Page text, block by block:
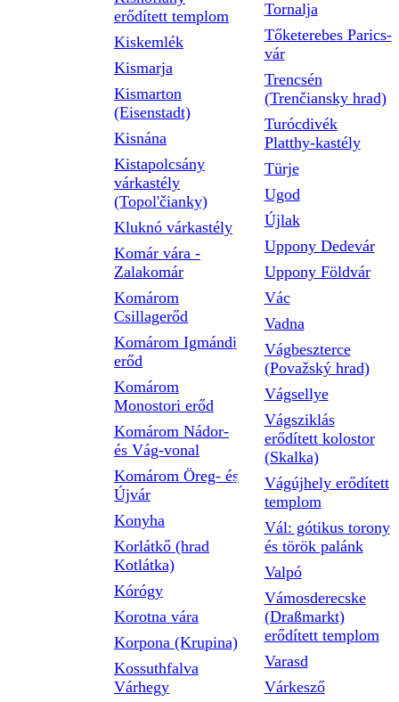
erődített templom
Kiskemlék
Kismarja
Kismarton
(Eisenstadt)
Kisnána
Kistapolcsány
várkastély
(Topol'čianky)
Kluknó várkastély
Komár vára -
Zalakomár
Komárom
Csillagerőd
Komárom Igmándi
erőd
Komárom
Monostori erőd
Komárom Nádor-
és Vág-vonal
Komárom Öreg- és
Újvár
Konyha
Korlátkő (hrad
Kotlátka)
Kórógy
Korotna vára
Korpona (Krupina)
Kossuthfalva
Várhegy
Tornalja
Tőketerebes Parics-
vár
Trencsén
(Trenčiansky hrad)
Turócdivék
Platthy-kastély
Türje
Ugod
Újlak
Uppony Dedevár
Uppony Földvár
Vác
Vadna
Vágbeszterce
(Považský hrad)
Vágsellye
Vágsziklás
erődített kolostor
(Skalka)
Vágújhely erődített
templom
Vál: gótikus torony
és török palánk
Valpó
Vámosderecske
(Draßmarkt)
erődített templom
Varasd
Várkesző